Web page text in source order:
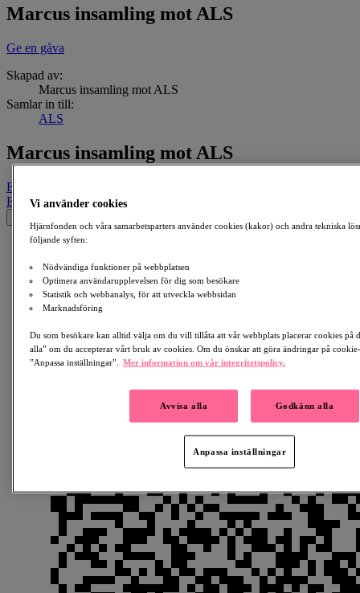
Marcus insamling mot ALS
Ge en gåva
Skapad av:
Marcus insamling mot ALS
Samlar in till:
ALS
Marcus insamling mot ALS
Email
Email Facebook Whatsapp
Vi använder cookies
Hjärnfonden och våra samarbetsparters använder cookies (kakor) och andra tekniska
följande syften:
Nödvändiga funktioner på webbplatsen
Optimera användarupplevelsen för dig som besökare
Statistik och webbanalys, för att utveckla webbsidan
Marknadsföring
Du som besökare kan alltid välja om du vill tillåta att vår webbplats placerar cookies på
alla” om du accepterar vårt bruk av cookies. Om du önskar att göra ändringar på
”Anpassa inställningar”.
Mer information om vår integritetspolicy.
Avvisa alla Godkänn alla
Anpassa inställningar